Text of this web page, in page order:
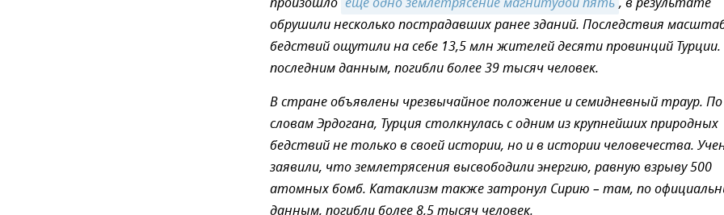
обрушили несколько пострадавших ранее зданий. Последствия
бедствий ощутили на себе 13,5 млн жителей десяти провинций
последним данным, погибли более 39 тысяч человек.
В стране объявлены чрезвычайное положение и семидневный траур. По
словам Эрдогана, Турция столкнулась с одним из крупнейших природных
бедствий не только в своей истории, но и в истории человечества.
заявили, что землетрясения высвободили энергию, равную взрыву 500
атомных бомб. Катаклизм также затронул Сирию – там, по